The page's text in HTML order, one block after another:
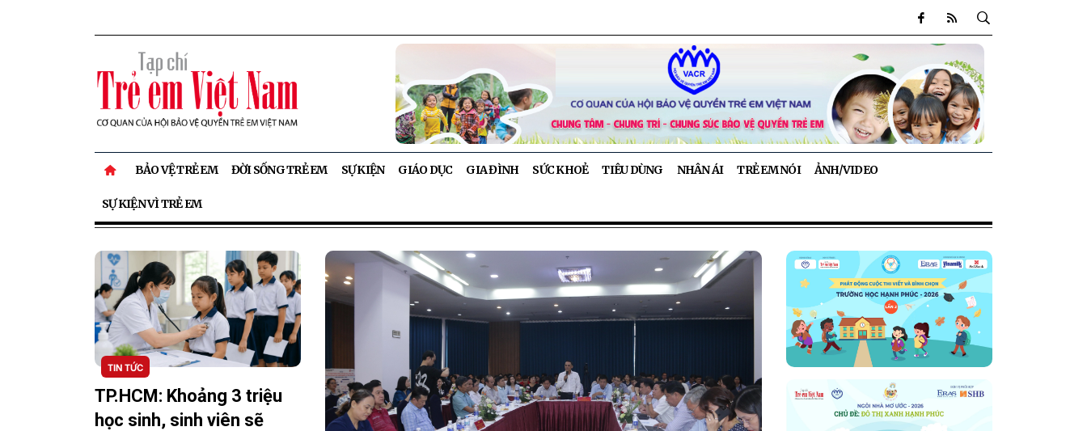
BẢO VỆ TRẺ EM ĐỜI SỐNG TRẺ EM SỰ KIỆN GIÁO DỤC GIA ĐÌNH SỨC KHOẺ TIÊU DÙNG NHÂN ÁI TRẺ EM NÓI ẢNH/VIDEO
SỰ KIỆN VÌ TRẺ EM
TIN TỨC
TP.HCM: Khoảng 3 triệu
học sinh, sinh viên sẽ